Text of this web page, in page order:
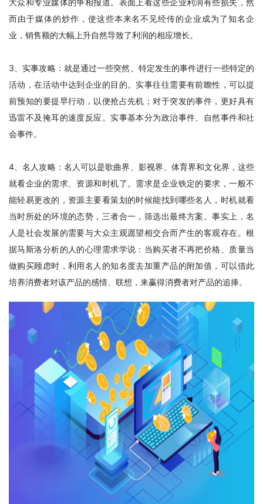
而由于媒体的炒作，使这些本来名不见经传的企业成为了知名企
业，销售额的大幅上升自然导致了利润的相应增长。
3、实事攻略：就是通过一些突然、特定发生的事件进行一些特定的
活动，在活动中达到企业的目的。实事往往需要有前瞻性，可以提
前预知的要提早行动，以便抢占先机；对于突发的事件，更好具有
迅雷不及掩耳的速度反应。实事基本分为政治事件、自然事件和社
会事件。
4、名人攻略：名人可以是歌曲界、影视界、体育界和文化界，这些
就看企业的需求、资源和时机了。需求是企业铁定的要求，一般不
能轻易更改的，资源主要看策划的时候能找到哪些名人，时机就看
当时所处的环境的态势，三者合一，筛选出最终方案。事实上，名
人是社会发展的需要与大众主观愿望相交合而产生的客观存在。根
据马斯洛分析的人的心理需求学说：当购买者不再把价格、质量当
做购买顾虑时，利用名人的知名度去加重产品的附加值，可以借此
培养消费者对该产品的感情、联想，来赢得消费者对产品的追捧。